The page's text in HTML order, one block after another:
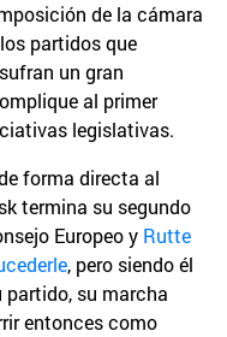
de la cámara
partidos que
un gran
al primer
legislativas.
forma directa al
termina su segundo
Europeo y Rutte
, pero siendo él
su marcha
entonces como